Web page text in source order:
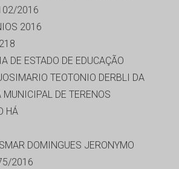
2016
2016
DE ESTADO DE EDUCAÇÃO
TEOTONIO DERBLI DA
MUNICIPAL DE TERENOS
HÁ
DOMINGUES JERONYMO
2016